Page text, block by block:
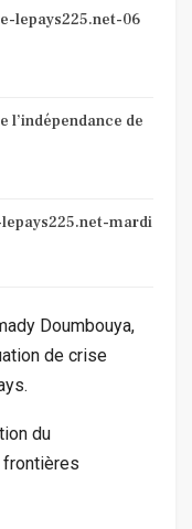
lepays225.net-06
l’indépendance de
lepays225.net-mardi
Doumbouya,
de crise
du
frontières